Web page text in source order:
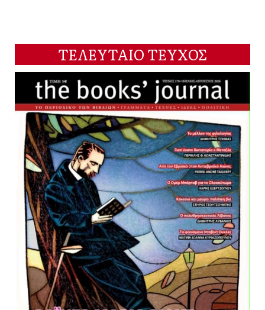
ΤΕΛΕΥΤΑΙΟ ΤΕΥΧΟΣ